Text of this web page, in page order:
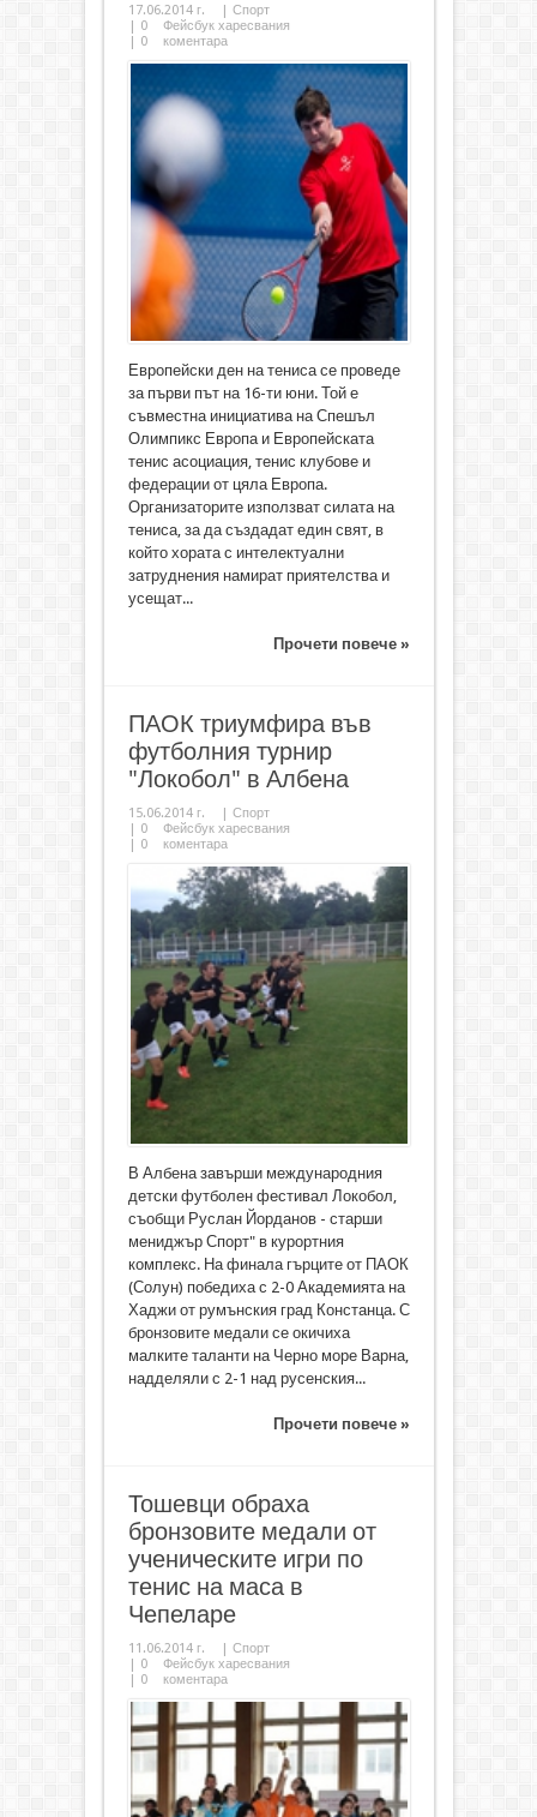
17.06.2014 г. | Спорт
| 0
Фейсбук харесвания
| 0 коментара
Европейски ден на тениса се проведе
за първи път на 16-ти юни. Той е
съвместна инициатива на Спешъл
Олимпикс Европа и Европейската
тенис асоциация, тенис клубове и
федерации от цяла Европа.
Организаторите използват силата на
тениса, за да създадат един свят, в
който хората с интелектуални
затруднения намират приятелства и
усещат...
Прочети повече »
ПАОК триумфира във
футболния турнир
"Локобол" в Албена
15.06.2014 г. | Спорт
| 0
Фейсбук харесвания
| 0 коментара
В Албена завърши международния
детски футболен фестивал Локобол,
съобщи Руслан Йорданов - старши
мениджър Спорт" в курортния
комплекс. На финала гърците от ПАОК
(Солун) победиха с 2-0 Академията на
Хаджи от румънския град Констанца. С
бронзовите медали се окичиха
малките таланти на Черно море Варна,
надделяли с 2-1 над русенския...
Прочети повече »
Тошевци обраха
бронзовите медали от
ученическите игри по
тенис на маса в
Чепеларе
11.06.2014 г. | Спорт
| 0
Фейсбук харесвания
| 0 коментара